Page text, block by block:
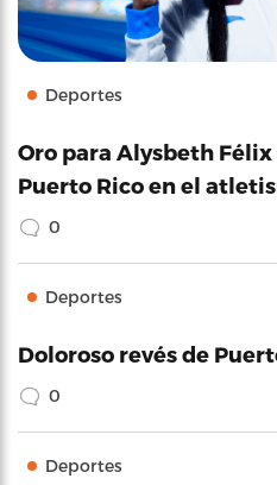
Deportes
Oro para Alysbeth
Puerto Rico en el
0
Deportes
Doloroso revés de
0
Deportes